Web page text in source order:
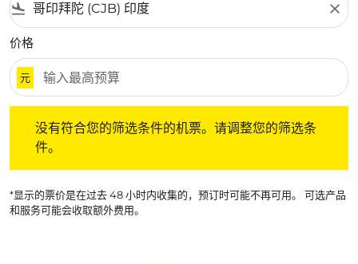
flight_land close
价格
元
没有符合您的筛选条件的机票。请调整您的筛选条
件。
*显示的票价是在过去 48 小时内收集的，预订时可能不再可用。 可选产品
和服务可能会收取额外费用。